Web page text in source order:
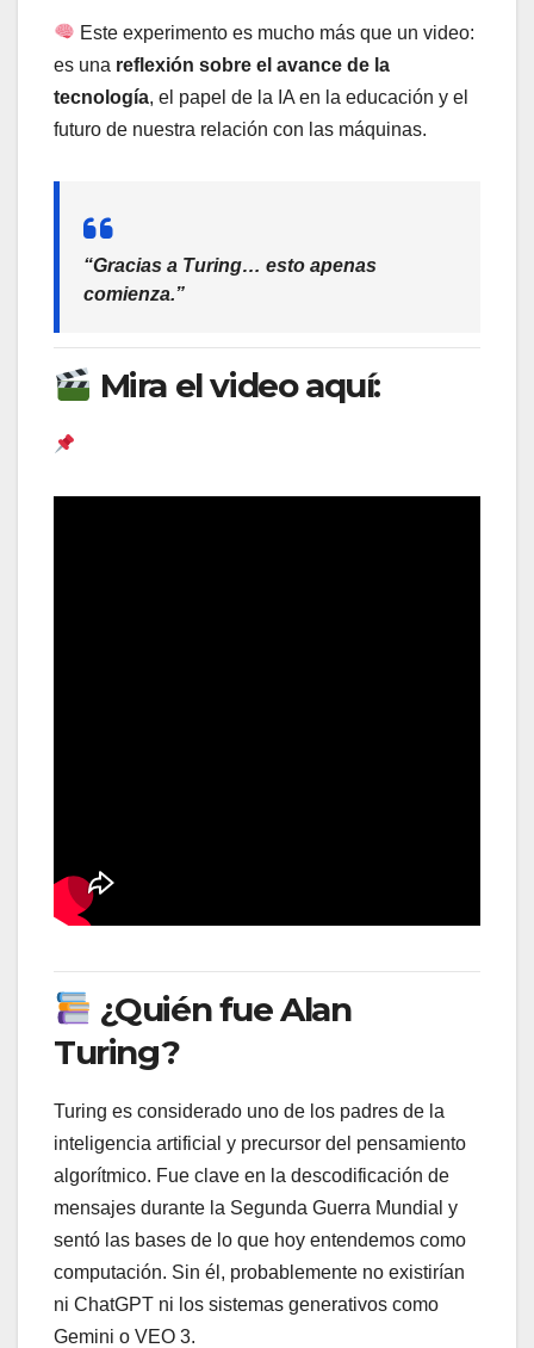
Este experimento es mucho más que un video:
es una reflexión sobre el avance de la
tecnología, el papel de la IA en la educación y el
futuro de nuestra relación con las máquinas.
“Gracias a Turing… esto apenas
comienza.”
Mira el video aquí:
¿Quién fue Alan
Turing?
Turing es considerado uno de los padres de la
inteligencia artificial y precursor del pensamiento
algorítmico. Fue clave en la descodificación de
mensajes durante la Segunda Guerra Mundial y
sentó las bases de lo que hoy entendemos como
computación. Sin él, probablemente no existirían
ni ChatGPT ni los sistemas generativos como
Gemini o VEO 3.